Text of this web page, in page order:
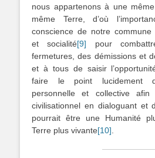
nous appartenons à une
même Terre, d’où
conscience de notre commune
et socialité[9] pour
fermetures, des démissions et
et à tous de saisir
faire le point lucidement
personnelle et collective
civilisationnel en dialoguant et
pourrait être une Humanité
Terre plus vivante[10].